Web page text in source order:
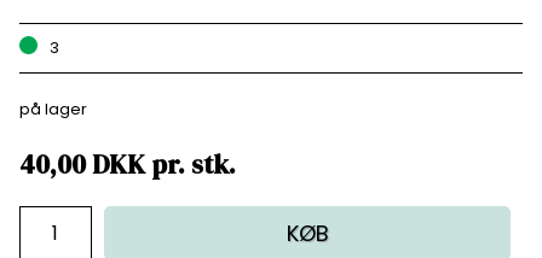
3
på lager
40,00DKKpr. stk.
KØB